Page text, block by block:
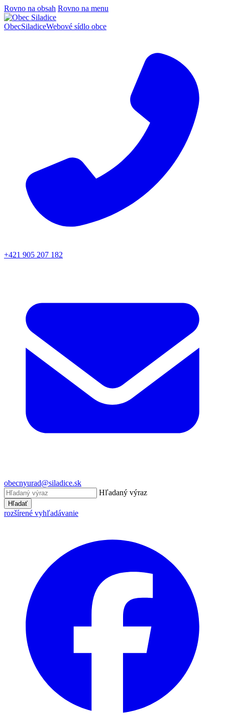
Rovno na obsah Rovno na menu
ObecSiladiceWebové sídlo obce
+421 905 207 182
obecnyurad@siladice.sk
Hľadaný výraz
Hľadať
rozšírené vyhľadávanie